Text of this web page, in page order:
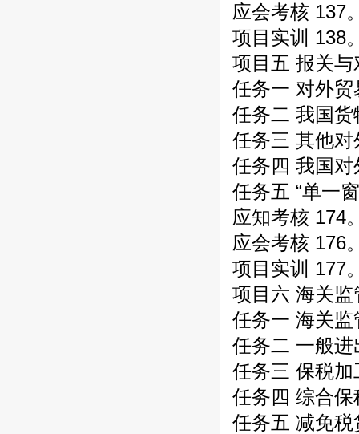
应会考核 137
项目实训 138
项目五 报关
任务一 对外
任务二 我国
任务三 其他
任务四 我国
任务五 “单一
应知考核 174
应会考核 176
项目实训 177
项目六 海关
任务一 海关
任务二 一般
任务三 保税
任务四 综合
任务五 减免